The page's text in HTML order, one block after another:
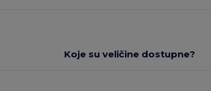
Koje su veličine dostupne?